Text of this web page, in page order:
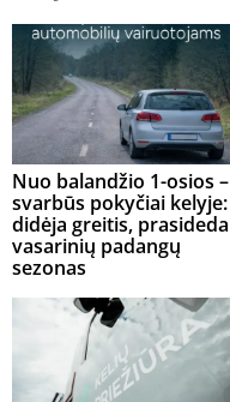
Nuo balandžio 1-osios –
svarbūs pokyčiai kelyje:
didėja greitis, prasideda
vasarinių padangų
sezonas